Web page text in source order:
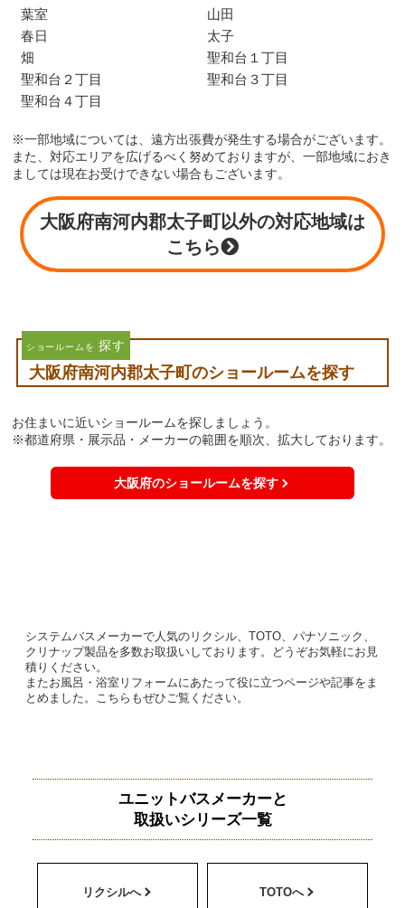
葉室
山田
春日
太子
畑
聖和台１丁目
聖和台２丁目
聖和台３丁目
聖和台４丁目
※一部地域については、遠方出張費が発生する場合がございます。
また、対応エリアを広げるべく努めておりますが、一部地域におき
ましては現在お受けできない場合もございます。
大阪府南河内郡太子町以外の対応地域は
こちら
ショールームを 探す
大阪府南河内郡太子町のショールームを探す
お住まいに近いショールームを探しましょう。
※都道府県・展示品・メーカーの範囲を順次、拡大しております。
大阪府のショールームを探す
システムバスメーカーで人気のリクシル、TOTO、パナソニック、
クリナップ製品を多数お取扱いしております。どうぞお気軽にお見
積りください。
またお風呂・浴室リフォームにあたって役に立つページや記事をま
とめました。こちらもぜひご覧ください。
ユニットバスメーカーと
取扱いシリーズ一覧
リクシルへ TOTOへ